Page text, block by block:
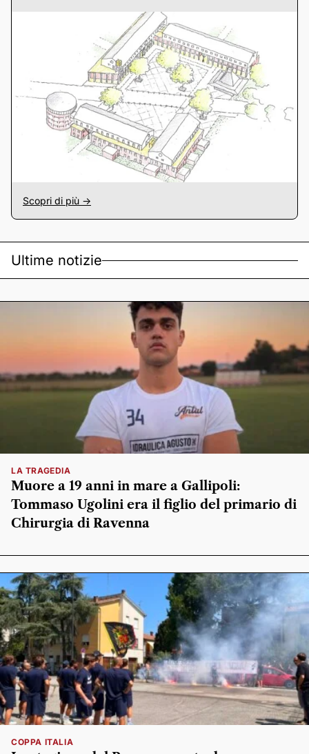
Scopri di più ->
Ultime notizie
LA TRAGEDIA
Muore a 19 anni in mare a Gallipoli:
Tommaso Ugolini era il figlio del primario di
Chirurgia di Ravenna
COPPA ITALIA